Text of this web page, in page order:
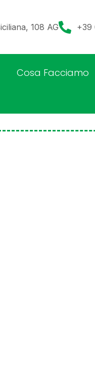
108 AG +39
Cosa Facciamo